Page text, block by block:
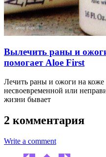
Вылечить раны и
помогает Aloe First
Лечить раны и ожоги на коже
несвоевременной или
жизни бывает
2 комментария
Write a comment